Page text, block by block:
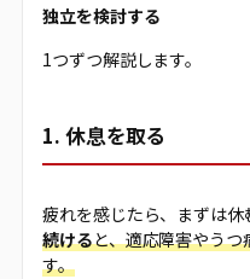
独立を検討する
1つずつ解説します。
1. 休息を取る
疲れを感じたら、まずは
続けると、適応障害やう
す。